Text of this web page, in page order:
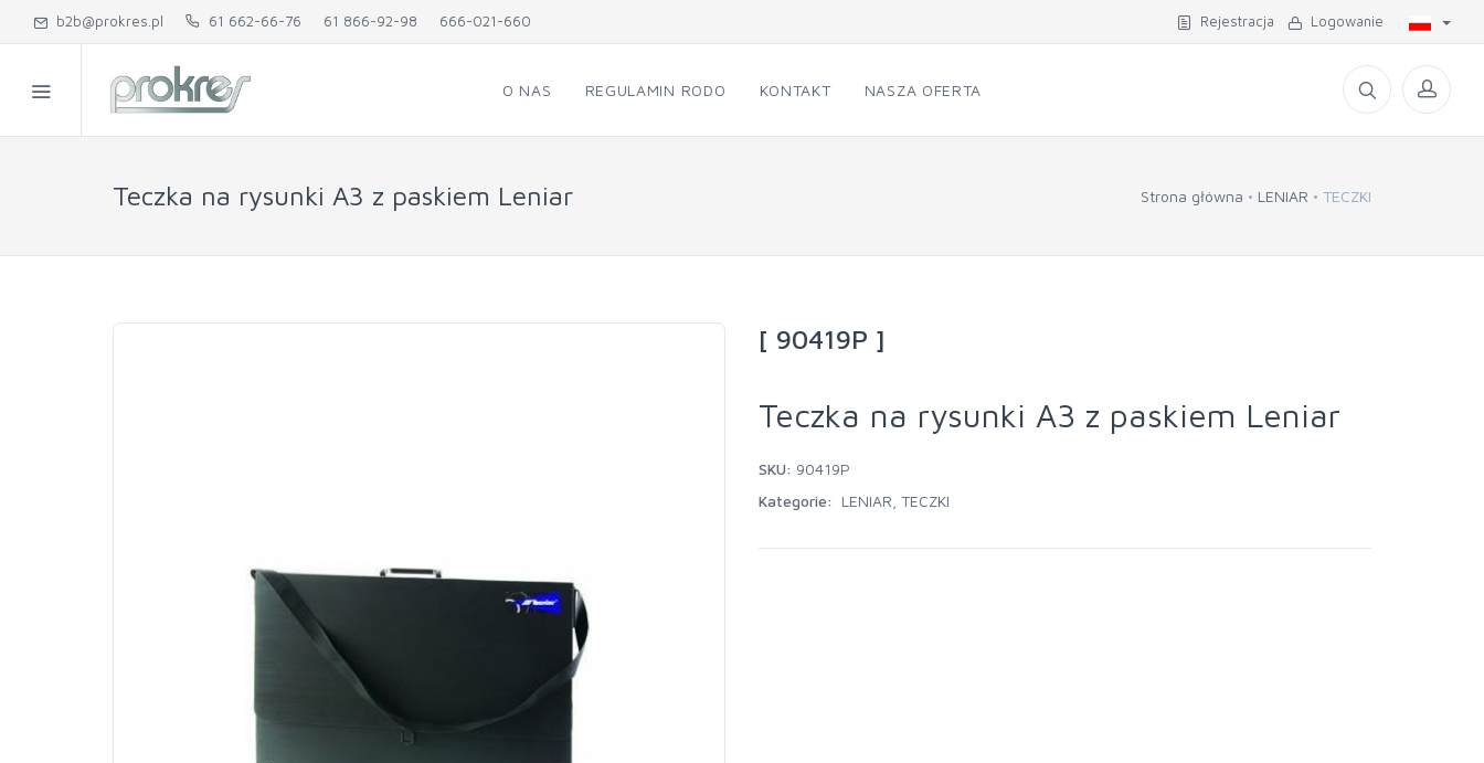
b2b@prokres.pl 61 662-66-76 61 866-92-98 666-021-660 Rejestracja Logowanie
O NAS REGULAMIN RODO KONTAKT NASZA OFERTA
Teczka na rysunki A3 z paskiem Leniar Strona główna LENIAR TECZKI
[ 90419P ]
Teczka na rysunki A3 z paskiem Leniar
SKU: 90419P
Kategorie:
LENIAR TECZKI